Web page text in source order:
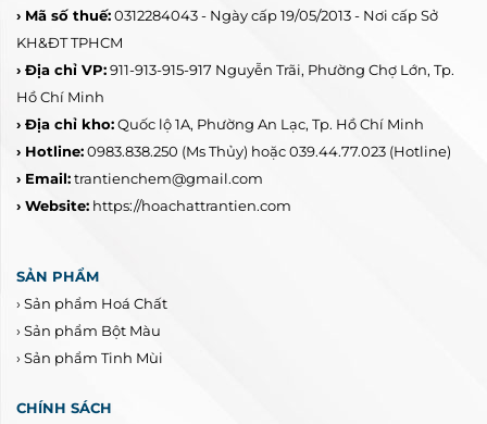
› Mã số thuế:0312284043 - Ngày cấp 19/05/2013 - Nơi cấp Sở
KH&ĐT TPHCM
› Địa chỉ VP:911-913-915-917 Nguyễn Trãi, Phường Chợ Lớn, Tp.
Hồ Chí Minh
› Địa chỉ kho:Quốc lộ 1A, Phường An Lạc, Tp. Hồ Chí Minh
› Hotline: 0983.838.250 (Ms Thủy) hoặc 039.44.77.023(Hotline)
› Email:trantienchem@gmail.com
› Website: https://hoachattrantien.com
SẢN PHẨM
› Sản phẩm Hoá Chất
› Sản phẩm Bột Màu
› Sản phẩm Tinh Mùi
CHÍNH SÁCH